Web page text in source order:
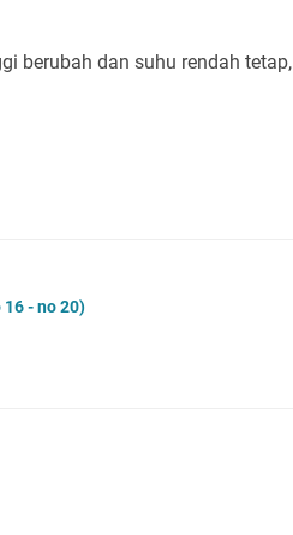
berubah dan suhu rendah tetap,
- no 20)